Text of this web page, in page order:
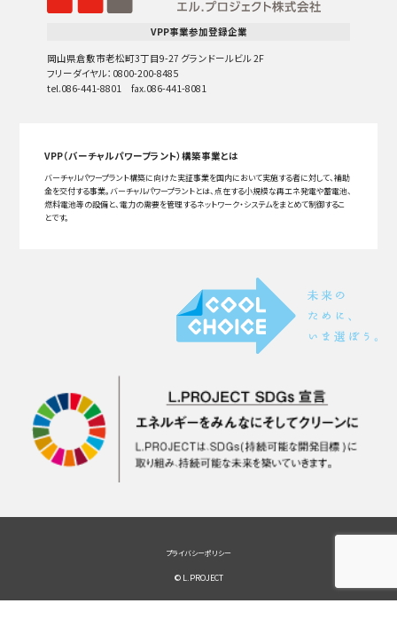
VPP事業参加登録企業
岡山県倉敷市老松町3丁目9-27 グランドールビル 2F
フリーダイヤル：0800-200-8485
tel.086-441-8801 fax.086-441-8081
VPP（バーチャルパワープラント）構築事業とは
バーチャルパワープラント構築に向けた実証事業を国内において実施する者に対して、補助
金を交付する事業。バーチャルパワープラントとは、点在する小規模な再エネ発電や蓄電池、
燃料電池等の設備と、電力の需要を管理するネットワーク・システムをまとめて制御するこ
とです。
プライバシーポリシー
© L.PROJECT